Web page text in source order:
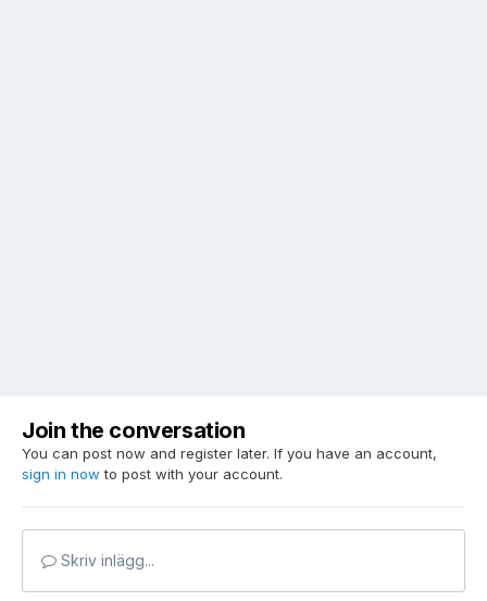
Join the conversation
You can post now and register later. If you have an account,
sign in now to post with your account.
Skriv inlägg...